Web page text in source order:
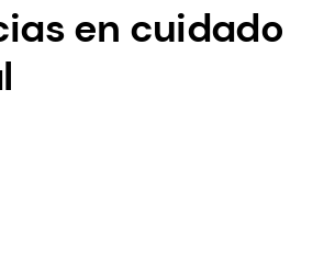
en cuidado